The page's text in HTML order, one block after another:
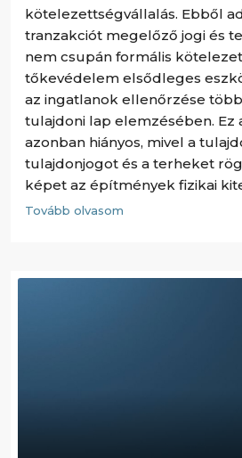
kötelezettségvállalás. Ebből
tranzakciót megelőző jogi és
nem csupán formális
tőkevédelem elsődleges
az ingatlanok ellenőrzése
tulajdoni lap elemzésében. Ez
azonban hiányos, mivel a
tulajdonjogot és a terheket
képet az építmények fizikai
Tovább olvasom